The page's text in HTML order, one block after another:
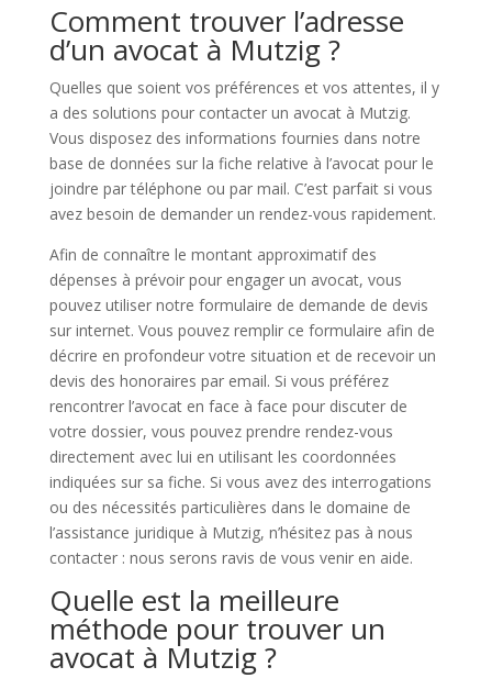
Comment trouver l’adresse
d’un avocat à Mutzig ?
Quelles que soient vos préférences et vos attentes, il y
a des solutions pour contacter un avocat à Mutzig.
Vous disposez des informations fournies dans notre
base de données sur la fiche relative à l’avocat pour le
joindre par téléphone ou par mail. C’est parfait si vous
avez besoin de demander un rendez-vous rapidement.
Afin de connaître le montant approximatif des
dépenses à prévoir pour engager un avocat, vous
pouvez utiliser notre formulaire de demande de devis
sur internet. Vous pouvez remplir ce formulaire afin de
décrire en profondeur votre situation et de recevoir un
devis des honoraires par email. Si vous préférez
rencontrer l’avocat en face à face pour discuter de
votre dossier, vous pouvez prendre rendez-vous
directement avec lui en utilisant les coordonnées
indiquées sur sa fiche. Si vous avez des interrogations
ou des nécessités particulières dans le domaine de
l’assistance juridique à Mutzig, n’hésitez pas à nous
contacter : nous serons ravis de vous venir en aide.
Quelle est la meilleure
méthode pour trouver un
avocat à Mutzig ?